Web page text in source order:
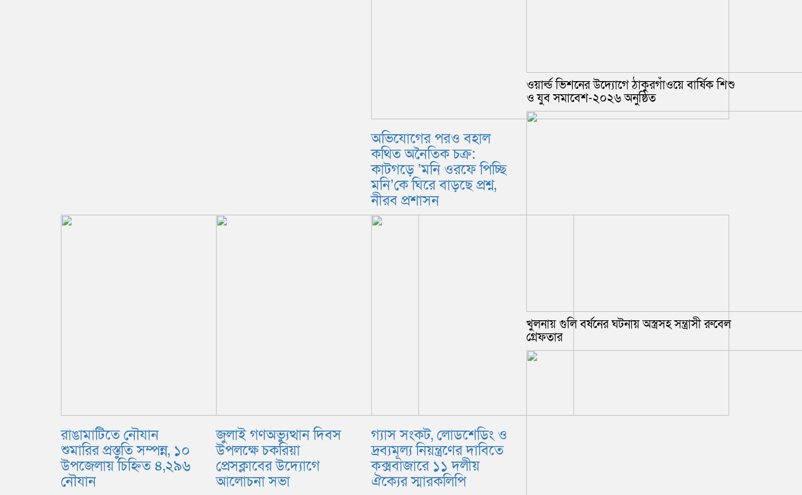
অভিযোগের পরও বহাল
কথিত অনৈতিক চক্র:
কাটগড়ে ‘মনি ওরফে পিচ্ছি
মনি’কে ঘিরে বাড়ছে প্রশ্ন,
নীরব প্রশাসন
রাঙামাটিতে নৌযান
শুমারির প্রস্তুতি সম্পন্ন, ১০
উপজেলায় চিহ্নিত ৪,২৯৬
নৌযান
জুলাই গণঅভ্যুত্থান দিবস
উপলক্ষে চকরিয়া
প্রেসক্লাবের উদ্যোগে
আলোচনা সভা
গ্যাস সংকট, লোডশেডিং ও
দ্রব্যমূল্য নিয়ন্ত্রণের দাবিতে
কক্সবাজারে ১১ দলীয়
ঐক্যের স্মারকলিপি
ওয়ার্ল্ড ভিশনের উদ্যোগে ঠাকুরগাঁওয়ে বার্ষিক শিশু
ও যুব সমাবেশ-২০২৬ অনুষ্ঠিত
খুলনায় গুলি বর্ষনের ঘটনায় অস্ত্রসহ সন্ত্রাসী রুবেল
গ্রেফতার